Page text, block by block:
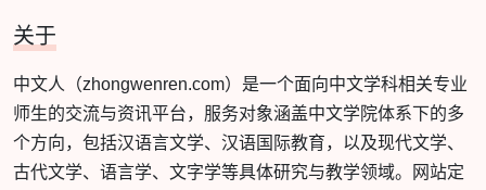
关于
中文人（zhongwenren.com）是一个面向中文学科相关专业
师生的交流与资讯平台，服务对象涵盖中文学院体系下的多
个方向，包括汉语言文学、汉语国际教育，以及现代文学、
古代文学、语言学、文字学等具体研究与教学领域。网站定